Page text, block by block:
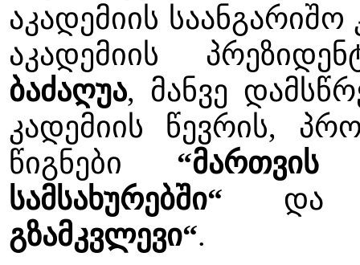
აკადემიის
აკადემიის
ბაძაღუა, მანვე
კადემიის წევრის,
წიგნები “მართვის
სამსახურებში“
გზამკვლევი“.